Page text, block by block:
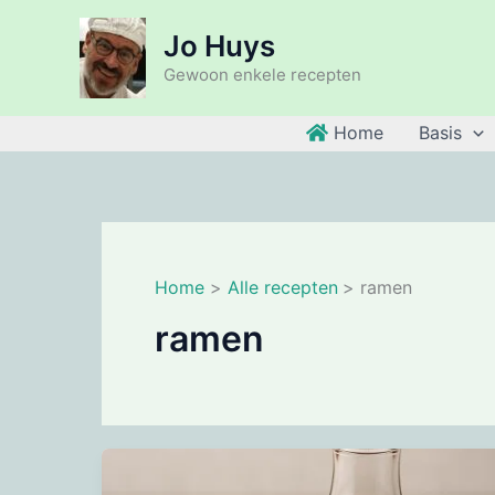
Jo Huys
Gewoon enkele recepten
Home Basis
Home Alle recepten ramen
ramen